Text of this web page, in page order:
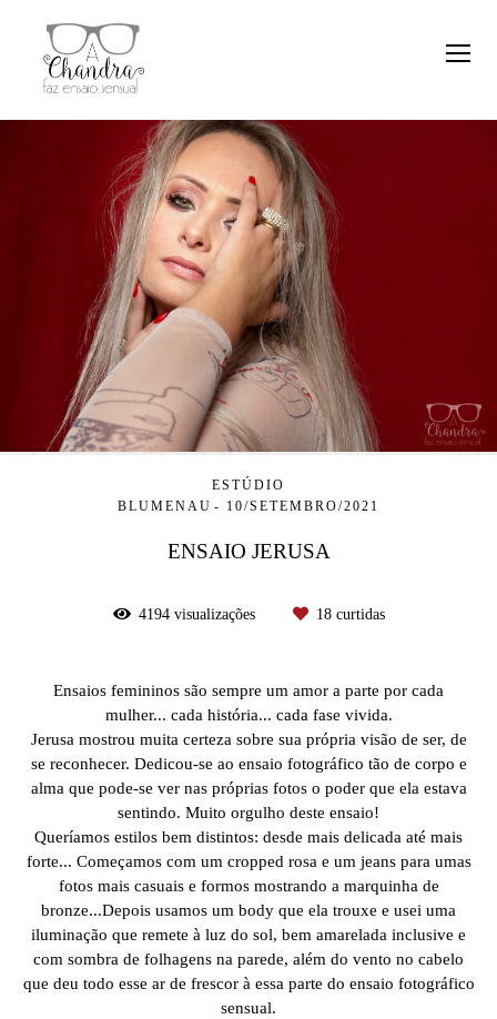
ESTÚDIO
BLUMENAU
10/SETEMBRO/2021
ENSAIO JERUSA
4194visualizações 18curtidas
Ensaios femininos são sempre um amor a parte por cada
mulher... cada história... cada fase vivida.
Jerusa mostrou muita certeza sobre sua própria visão de ser, de
se reconhecer. Dedicou-se ao ensaio fotográfico tão de corpo e
alma que pode-se ver nas próprias fotos o poder que ela estava
sentindo. Muito orgulho deste ensaio!
Queríamos estilos bem distintos: desde mais delicada até mais
forte... Começamos com um cropped rosa e um jeans para umas
fotos mais casuais e formos mostrando a marquinha de
bronze...Depois usamos um body que ela trouxe e usei uma
iluminação que remete à luz do sol, bem amarelada inclusive e
com sombra de folhagens na parede, além do vento no cabelo
que deu todo esse ar de frescor à essa parte do ensaio fotográfico
sensual.